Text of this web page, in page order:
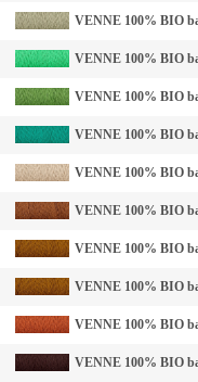
VENNE 100% BIO
VENNE 100% BIO
VENNE 100% BIO
VENNE 100% BIO
VENNE 100% BIO
VENNE 100% BIO
VENNE 100% BIO
VENNE 100% BIO
VENNE 100% BIO
VENNE 100% BIO